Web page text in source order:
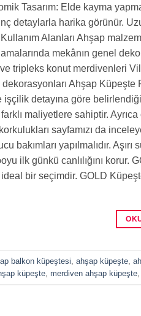
Tasarım: Elde kayma
detaylarla harika görünür.
Alanları Ahşap
mekânın genel
ve tripleks konut merdivenleri
Ahşap
işçilik detayına göre
maliyetlere sahiptir.
sayfamızı da
bakımları yapılmalıdır.
ilk günkü canlılığını
ideal bir seçimdir. GOLD
balkon küpeştesi ahşap küpeşte
küpeşte merdiven ahşap küpeşte